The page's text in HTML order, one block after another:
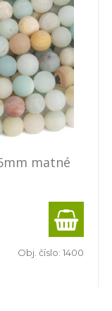
matné
Obj. číslo: 1400